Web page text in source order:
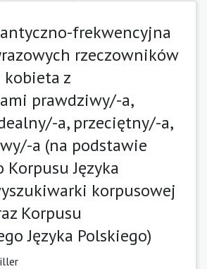
frekwencyjna
rzeczowników
kobieta z
prawdziwy/-a,
a, przeciętny/-a,
a (na podstawie
Korpusu Języka
korpusowej
Korpusu
Języka Polskiego)